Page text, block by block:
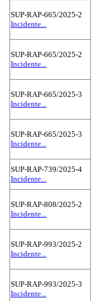
SUP-RAP-665/2025-2
Incidente...
SUP-RAP-665/2025-2
Incidente...
SUP-RAP-665/2025-3
Incidente...
SUP-RAP-665/2025-3
Incidente...
SUP-RAP-739/2025-4
Incidente...
SUP-RAP-808/2025-2
Incidente...
SUP-RAP-993/2025-2
Incidente...
SUP-RAP-993/2025-3
Incidente...